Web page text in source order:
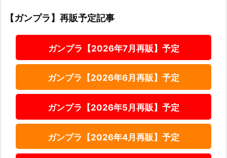
【ガンプラ】再販予定記事
ガンプラ【2026年7月再販】予定
ガンプラ【2026年6月再販】予定
ガンプラ【2026年5月再販】予定
ガンプラ【2026年4月再販】予定